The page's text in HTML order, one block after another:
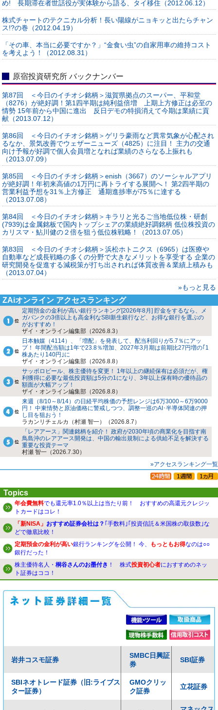
め! 長期滞在者世話役が実体験から語る、タイ移住（2012.06.12）
株式チャートのテクニカル分析！長い陽線がニョキッと出たらチャン
ス!?の巻（2012.04.19）
「その車、本当に必要ですか？」“金食い虫”の自家用車の維持コスト
を考えよう！（2012.08.31）
原宿投資研究所 バックナンバー
第87回 ＜今日のイチオシ銘柄＞滋賀県拠点のスーパー、平和堂
（8276）が絶好調！第1四半期は純利益倍増 上期上方修正は必至の
情勢 15年前から中国に進出 反日デモの特損消えて今期は業績に貢
献（2013.07.12）
第86回 ＜今日のイチオシ銘柄＞ゲリラ豪雨など異常気象が心配され
るなか、景気改善でウェザーニューズ（4825）に注目！ 主力の交通
向け予報が好調で個人会員増となれば業績のさらなる上振れも
（2013.07.09）
第85回 ＜今日のイチオシ銘柄＞enish（3667）のソーシャルアプリ
が絶好調！年初来高値の1万円に再トライする展開へ！ 第2四半期の
営業利益予想を31％上方修正 通期進捗率が75％に達する
（2013.07.08）
第84回 ＜今日のイチオシ銘柄＞キラリと光るご当地低位株・研創
(7939)は金属銘板で国内トップシェアの業績絶好調銘柄 低位株投資の
カリスマ・鮎川健の２倍を狙う低位株戦略！（2013.07.05）
第83回 ＜今日のイチオシ銘柄＞浜松ホトニクス（6965）は医療や
自動車など成長戦略の多くの分野で大きなメリットを享受する 企業の
研究開発を促進する減税策が打ち出されれば体質改善＆業績上積みも
（2013.07.04）
»もっと見る
ZAiオンライン アクセスランキング
定期預金の金利が高い銀行ランキング[2026年8月] 貯金をするなら、メ
ガバンクの3倍以上も高金利なSBI新生銀行など、お得な銀行を選ぶの
がおすすめ！
ザイ・オンライン編集部（2026.8.3）
日本触媒（4114）、「増配」を発表して、配当利回りが5.7％にアッ
プ！ 年間配当額は1年で23.8％増加、2027年3月期は前期比27円増の｢1
株あたり140円｣に
ザイ・オンライン編集部（2026.8.8）
サッポロビール、株主優待を変更！ 1年以上の継続保有は必須だが、権
利獲得に必要な最低投資額は5分の1になり、3年以上保有時の優待品の
額面が大幅アップ！
ザイ・オンライン編集部（2026.8.8）
来週（8/10～8/14）の日経平均株価の予想レンジは6万3000～6万9000
円！ 中東情勢と原油価格に警戒しつつ、調整一巡のAI･半導体関連の押
し目を狙おう！
ラカンリチェルカ（村瀬 智一）（2026.8.7）
「レアアース」関連銘柄を紹介！ 政府が2030年頃の商業化を目指す南
鳥島沖のレアアース開発は、中国の輸出規制による供給不足を解決する
重要な投資テーマ
村瀬 智一（2026.7.30）
»アクセスランキング一覧
Topics
年会費無料でも還元率1.0％以上は当たり前！ おすすめの高還元クレジッ
トカードはコレ！
「新NISA」 おすすめ証券会社は？ ｢手数料｣｢投資信託＆米国株の取扱数｣な
どで徹底比較！
定期預金の金利が高い銀行ランキングを公開！ 今、 もっともお得なのは○○
銀行だった！
株主優待名人・ 桐谷さんのお墨付き ！ 株式投資初心者におすすめのネッ
ト証券はココ！
岩井コスモ証券
SMBC日興証
券
SBI証券
SBIネオトレード証券（旧:ライブス
ター証券）
GMOクリッ
ク証券
立花証券